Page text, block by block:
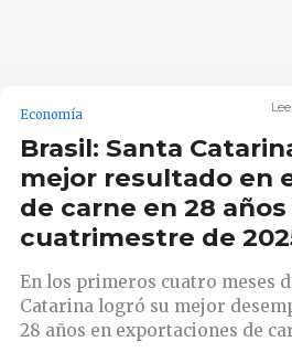
Economía
Brasil: Santa
mejor resultado en
de carne en 28
cuatrimestre de
En los primeros cuatro meses
Catarina logró su mejor
28 años en exportaciones de